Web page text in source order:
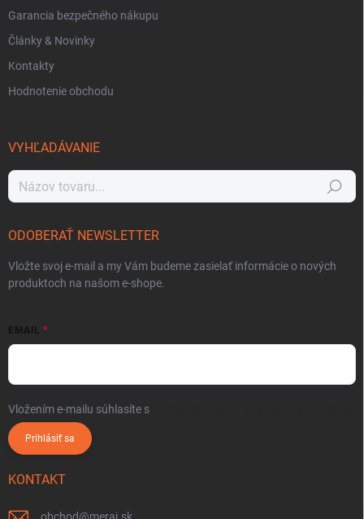
Garancia bezpečného nákupu
Články & Novinky
Kontakty
Hodnotenie obchodu
VYHĽADÁVANIE
Hľadať
ODOBERAŤ NEWSLETTER
Vložte svoj e-mail a my Vám budeme zasielať informácie o nových
produktoch na našom e-shope.
EMAIL
Vložením e-mailu súhlasíte s
Prihlásiť sa
KONTAKT